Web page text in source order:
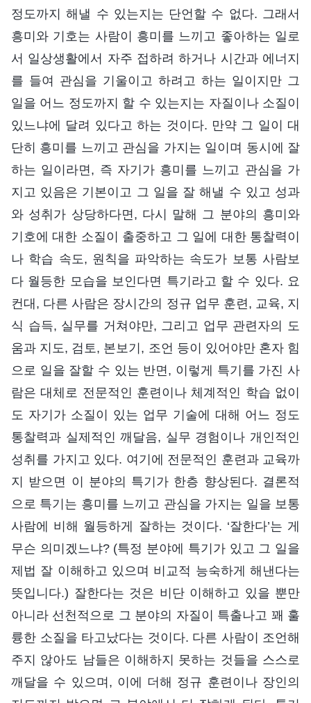
정도까지 해낼 수 있는지는 단언할 수 없다. 그래서
흥미와 기호는 사람이 흥미를 느끼고 좋아하는 일로
서 일상생활에서 자주 접하려 하거나 시간과 에너지
를 들여 관심을 기울이고 하려고 하는 일이지만 그
일을 어느 정도까지 할 수 있는지는 자질이나 소질이
있느냐에 달려 있다고 하는 것이다. 만약 그 일이 대
단히 흥미를 느끼고 관심을 가지는 일이며 동시에 잘
하는 일이라면, 즉 자기가 흥미를 느끼고 관심을 가
지고 있음은 기본이고 그 일을 잘 해낼 수 있고 성과
와 성취가 상당하다면, 다시 말해 그 분야의 흥미와
기호에 대한 소질이 출중하고 그 일에 대한 통찰력이
나 학습 속도, 원칙을 파악하는 속도가 보통 사람보
다 월등한 모습을 보인다면 특기라고 할 수 있다. 요
컨대, 다른 사람은 장시간의 정규 업무 훈련, 교육, 지
식 습득, 실무를 거쳐야만, 그리고 업무 관련자의 도
움과 지도, 검토, 본보기, 조언 등이 있어야만 혼자 힘
으로 일을 잘할 수 있는 반면, 이렇게 특기를 가진 사
람은 대체로 전문적인 훈련이나 체계적인 학습 없이
도 자기가 소질이 있는 업무 기술에 대해 어느 정도
통찰력과 실제적인 깨달음, 실무 경험이나 개인적인
성취를 가지고 있다. 여기에 전문적인 훈련과 교육까
지 받으면 이 분야의 특기가 한층 향상된다. 결론적
으로 특기는 흥미를 느끼고 관심을 가지는 일을 보통
사람에 비해 월등하게 잘하는 것이다. ‘잘한다’는 게
무슨 의미겠느냐? (특정 분야에 특기가 있고 그 일을
제법 잘 이해하고 있으며 비교적 능숙하게 해낸다는
뜻입니다.) 잘한다는 것은 비단 이해하고 있을 뿐만
아니라 선천적으로 그 분야의 자질이 특출나고 꽤 훌
륭한 소질을 타고났다는 것이다. 다른 사람이 조언해
주지 않아도 남들은 이해하지 못하는 것들을 스스로
깨달을 수 있으며, 이에 더해 정규 훈련이나 장인의